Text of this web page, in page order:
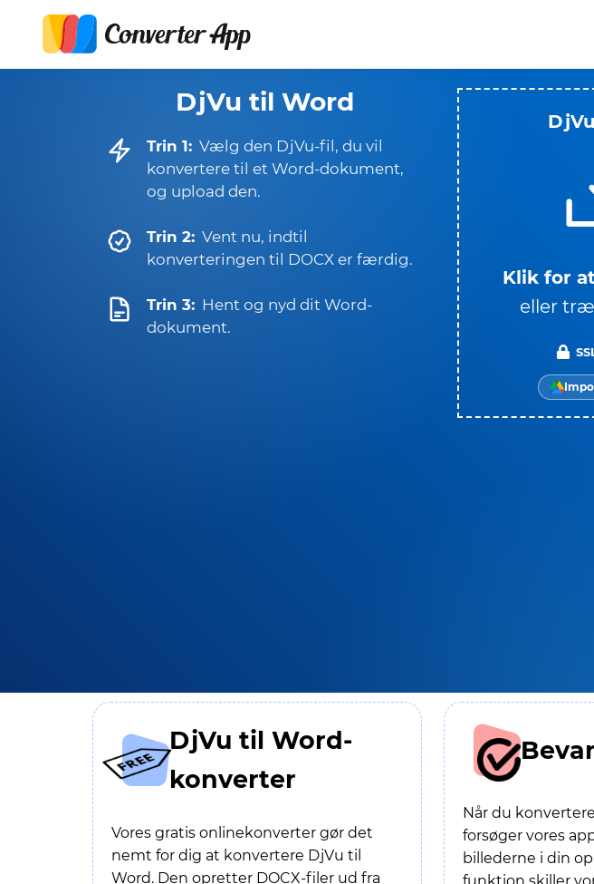
DjVu til Word
Trin 1: Vælg den DjVu-fil, du vil
konvertere til et Word-dokument,
og upload den.
Trin 2: Vent nu, indtil
konverteringen til DOCX er færdig.
Trin 3: Hent og nyd dit Word-
dokument.
Klik for
eller
DjVu til Word-
konverter
Vores gratis onlinekonverter gør det
nemt for dig at konvertere DjVu til
Word. Den opretter DOCX-filer ud fra
Når du
forsøger vores
billederne i din